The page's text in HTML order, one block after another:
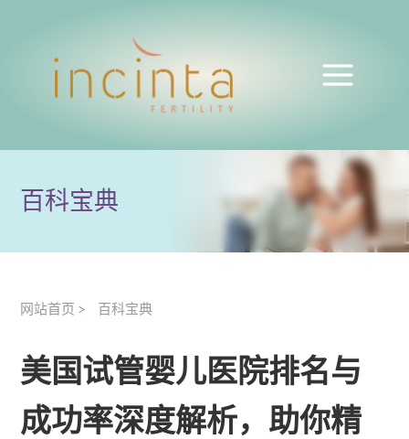
百科宝典
网站首页 > 百科宝典
美国试管婴儿医院排名与
成功率深度解析，助你精